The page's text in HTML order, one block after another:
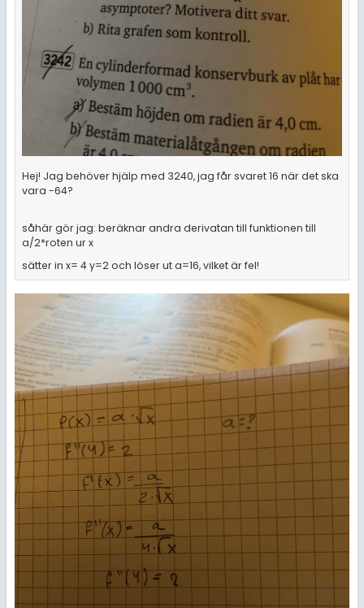
Hej! Jag behöver hjälp med 3240, jag får svaret 16 när det ska
vara -64?
såhär gör jag: beräknar andra derivatan till funktionen till
a/2*roten ur x
sätter in x= 4 y=2 och löser ut a=16, vilket är fel!